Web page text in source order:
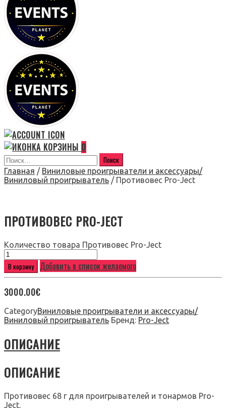
0
Главная / Виниловые проигрыватели и аксессуары/
Виниловый проигрыватель / Противовес Pro-Ject
ПРОТИВОВЕС PRO-JECT
Количество товара Противовес Pro-Ject
В корзину Добавить в список желаемого
3000.00€
CategoryВиниловые проигрыватели и аксессуары/
Виниловый проигрыватель Бренд: Pro-Ject
ОПИСАНИЕ
ОПИСАНИЕ
Противовес 68 г для проигрывателей и тонармов Pro-
Ject.